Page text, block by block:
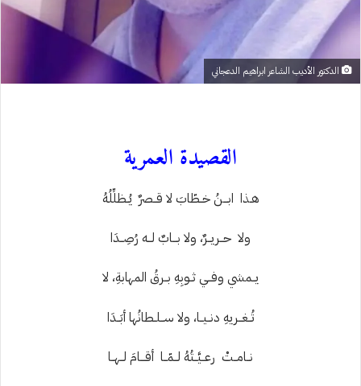
الدكتور الأديب الشاعر ابراهيم الدعجاني
القصيدة العمرية
هـذا ابـــنُ خــطّابَ لا قــصرٌ يُــظلِّلُهُ
ولا حــريــرٌ، ولا بـــابٌ لــه رُصِــدَا
يــمشي وفــي ثــوبِهِ بــرقُ المهابةِ، لا
تُــغــريهِ دنــيــا، ولا ســلــطانُها أبَــدَا
نــامــتْ رعــيَّــتُهُ لــمّــا أقـــامَ لــهــا